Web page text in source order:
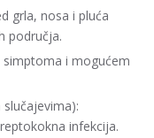
grla, nosa i pluća
područja.
i mogućem
slučajevima):
infekcija.